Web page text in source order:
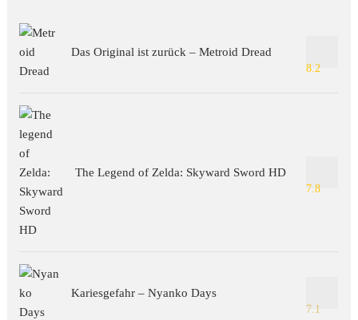
Das Original ist zurück – Metroid Dread
8.2
The Legend of Zelda: Skyward Sword HD
7.8
Kariesgefahr – Nyanko Days
7.1